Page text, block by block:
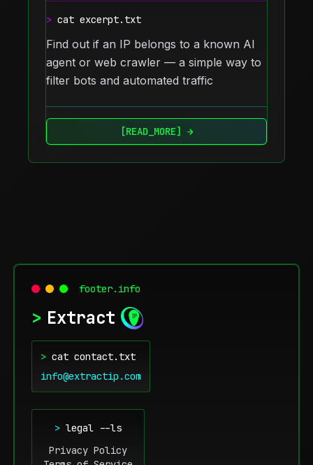
> cat excerpt.txt
Find out if an IP belongs to a known AI
agent or web crawler — a simple way to
filter bots and automated traffic
[READ_MORE] →
footer.info
> Extract
> cat contact.txt
info@extractip.com
> legal --ls
Privacy Policy